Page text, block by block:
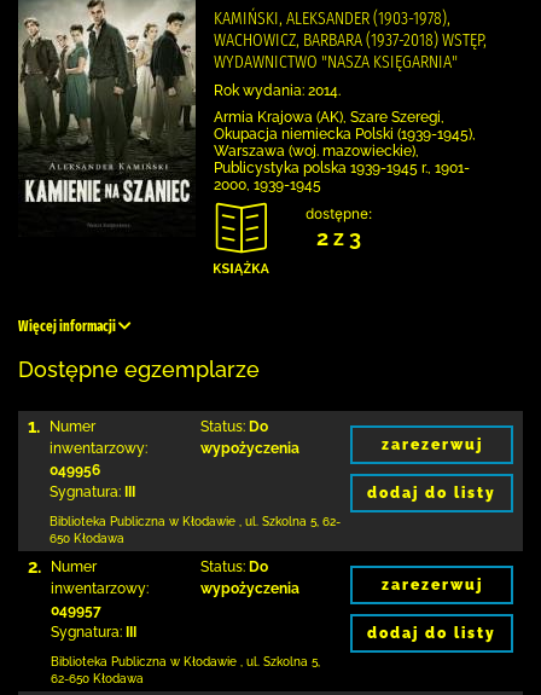
KAMIŃSKI, ALEKSANDER (1903-1978),
WACHOWICZ, BARBARA (1937-2018) WSTĘP,
WYDAWNICTWO "NASZA KSIĘGARNIA"
Rok wydania: 2014.
Armia Krajowa (AK), Szare Szeregi,
Okupacja niemiecka Polski (1939-1945),
Warszawa (woj. mazowieckie),
Publicystyka polska 1939-1945 r., 1901-
2000, 1939-1945
dostępne:
2 z 3
Więcej informacji
Dostępne egzemplarze
1.
Numer
inwentarzowy:
049956
Sygnatura:
Status: Do
wypożyczenia
Biblioteka Publiczna w Kłodawie ul. Szkolna 5 62-
650 Kłodawa
zarezerwuj
dodaj do listy
2.
Numer
inwentarzowy:
049957
Sygnatura:
Status: Do
wypożyczenia
Biblioteka Publiczna w Kłodawie ul. Szkolna 5
62-650 Kłodawa
zarezerwuj
dodaj do listy